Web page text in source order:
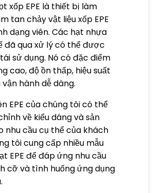
xốp EPE là thiết bị làm
tan chảy vật liệu xốp EPE
dạng viên. Các hạt nhựa
đã qua xử lý có thể được
sử dụng. Nó có đặc điểm
cao, độ ồn thấp, hiệu suất
hành dễ dàng.
EPE của chúng tôi có thể
về kiểu dáng và sản
nhu cầu cụ thể của khách
tôi cung cấp nhiều mẫu
EPE để đáp ứng nhu cầu
cỡ và tình huống ứng dụng